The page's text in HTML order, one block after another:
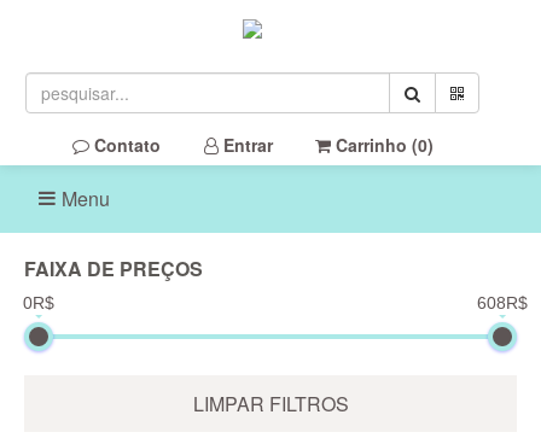
Contato Entrar Carrinho (0)
Menu
FAIXA DE PREÇOS
0R$ 608R$
LIMPAR FILTROS